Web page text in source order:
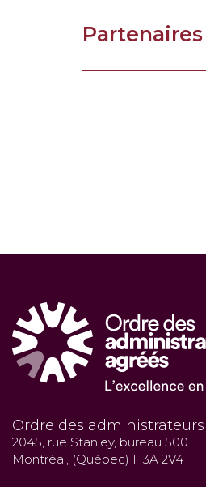
Partenaires
Ordre des
2045, rue Stanley, bureau 500
Montréal, (Québec) H3A 2V4